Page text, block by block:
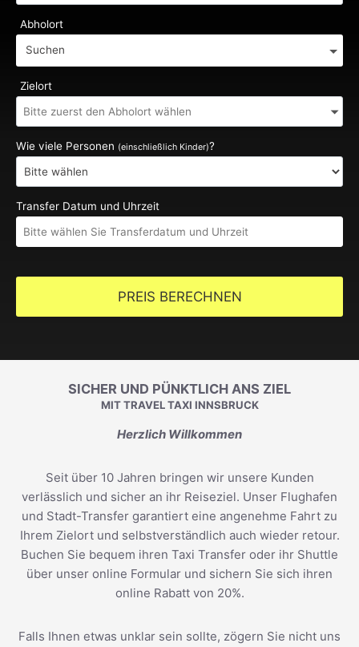
Abholort
Suchen
Zielort
Wie viele Personen (einschließlich Kinder)?
Transfer Datum und Uhrzeit
PREIS BERECHNEN
SICHER UND PÜNKTLICH ANS ZIEL
MIT TRAVEL TAXI INNSBRUCK
Herzlich Willkommen
Seit über 10 Jahren bringen wir unsere Kunden
verlässlich und sicher an ihr Reiseziel. Unser Flughafen
und Stadt-Transfer garantiert eine angenehme Fahrt zu
Ihrem Zielort und selbstverständlich auch wieder retour.
Buchen Sie bequem ihren Taxi Transfer oder ihr Shuttle
über unser online Formular und sichern Sie sich ihren
online Rabatt von 20%.
Falls Ihnen etwas unklar sein sollte, zögern Sie nicht uns